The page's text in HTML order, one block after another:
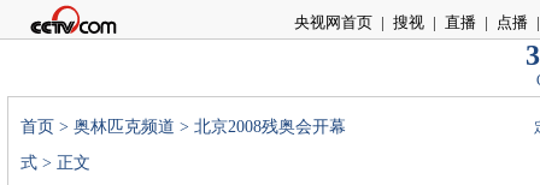
央视网首页 | 搜视 | 直播 | 点播 |
首页 > 奥林匹克频道 > 北京2008残奥会开幕
式 > 正文